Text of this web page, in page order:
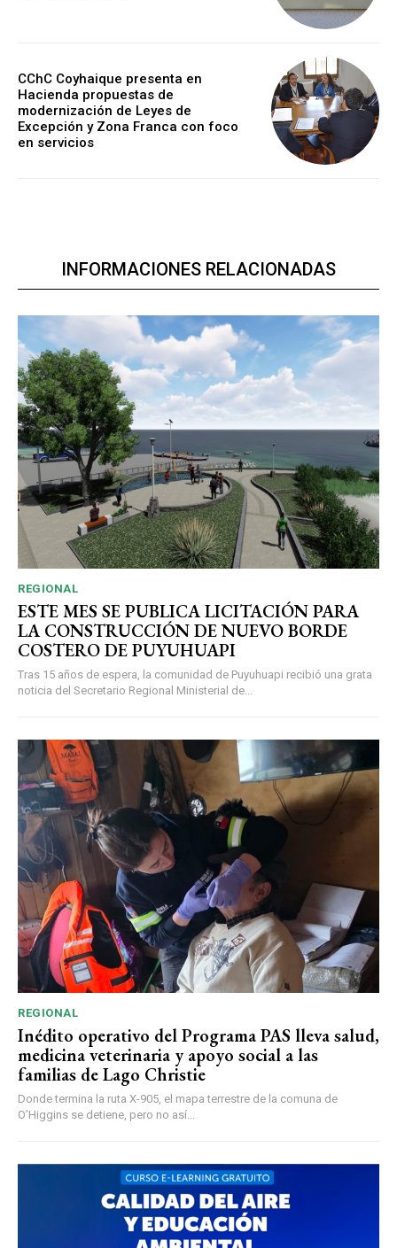
CChC Coyhaique presenta en
Hacienda propuestas de
modernización de Leyes de
Excepción y Zona Franca con foco
en servicios
INFORMACIONES RELACIONADAS
REGIONAL
ESTE MES SE PUBLICA LICITACIÓN PARA
LA CONSTRUCCIÓN DE NUEVO BORDE
COSTERO DE PUYUHUAPI
Tras 15 años de espera, la comunidad de Puyuhuapi recibió una grata
noticia del Secretario Regional Ministerial de...
REGIONAL
Inédito operativo del Programa PAS lleva salud,
medicina veterinaria y apoyo social a las
familias de Lago Christie
Donde termina la ruta X-905, el mapa terrestre de la comuna de
O’Higgins se detiene, pero no así...